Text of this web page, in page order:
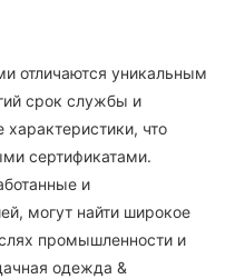
отличаются уникальным
срок службы и
что
сертификатами.
и
могут найти широкое
промышленности и
одежда &